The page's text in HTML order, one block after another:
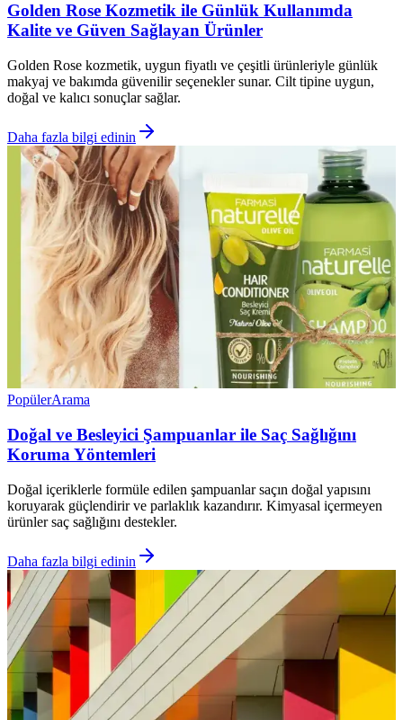
Golden Rose Kozmetik ile Günlük Kullanımda
Kalite ve Güven Sağlayan Ürünler
Golden Rose kozmetik, uygun fiyatlı ve çeşitli ürünleriyle günlük
makyaj ve bakımda güvenilir seçenekler sunar. Cilt tipine uygun,
doğal ve kalıcı sonuçlar sağlar.
Daha fazla bilgi edinin
PopülerArama
Doğal ve Besleyici Şampuanlar ile Saç Sağlığını
Koruma Yöntemleri
Doğal içeriklerle formüle edilen şampuanlar saçın doğal yapısını
koruyarak güçlendirir ve parlaklık kazandırır. Kimyasal içermeyen
ürünler saç sağlığını destekler.
Daha fazla bilgi edinin